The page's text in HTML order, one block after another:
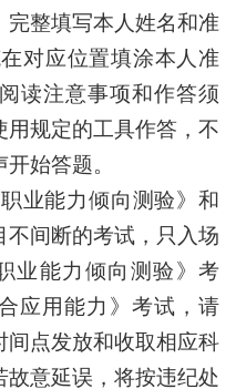
完整填写本人姓名和准
对应位置填涂本人准
读注意事项和作答须
规定的工具作答，不
始答题。
业能力倾向测验》和
不间断的考试，只入场
业能力倾向测验》考
应用能力》考试，请
间点发放和收取相应科
故意延误，将按违纪处